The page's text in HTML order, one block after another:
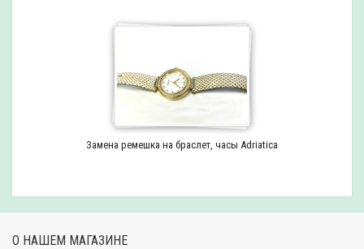
Замена ремешка на браслет, часы Adriatica
О НАШЕМ МАГАЗИНЕ